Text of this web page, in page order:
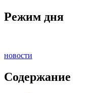
Режим дня
новости
Содержание